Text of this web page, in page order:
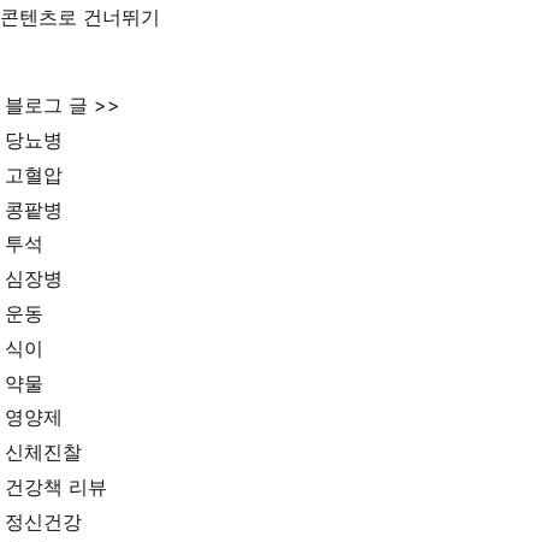
콘텐츠로 건너뛰기
블로그 글 >>
당뇨병
고혈압
콩팥병
투석
심장병
운동
식이
약물
영양제
신체진찰
건강책 리뷰
정신건강